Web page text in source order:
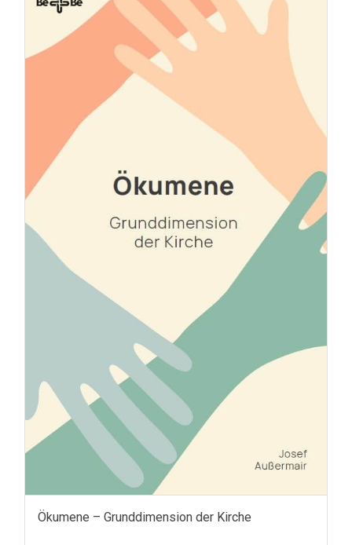
Ökumene – Grunddimension der Kirche